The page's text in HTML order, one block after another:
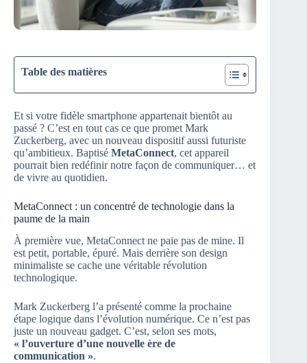
Table des matières
Et si votre fidèle smartphone appartenait bientôt au
passé ? C’est en tout cas ce que promet Mark
Zuckerberg, avec un nouveau dispositif aussi futuriste
qu’ambitieux. Baptisé MetaConnect, cet appareil
pourrait bien redéfinir notre façon de communiquer… et
de vivre au quotidien.
MetaConnect : un concentré de technologie dans la
paume de la main
À première vue, MetaConnect ne paie pas de mine. Il
est petit, portable, épuré. Mais derrière son design
minimaliste se cache une véritable révolution
technologique.
Mark Zuckerberg l’a présenté comme la prochaine
étape logique dans l’évolution numérique. Ce n’est pas
juste un nouveau gadget. C’est, selon ses mots,
« l’ouverture d’une nouvelle ère de
communication ».